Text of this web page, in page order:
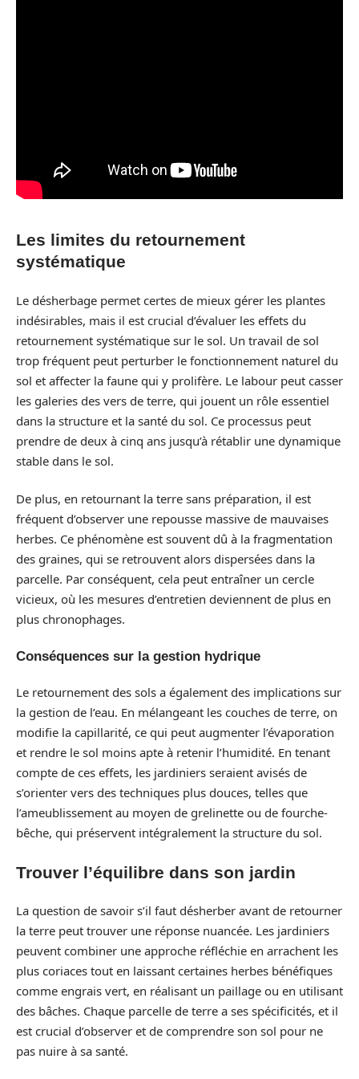
Les limites du retournement
systématique
Le désherbage permet certes de mieux gérer les plantes
indésirables, mais il est crucial d’évaluer les effets du
retournement systématique sur le sol. Un travail de sol
trop fréquent peut perturber le fonctionnement naturel du
sol et affecter la faune qui y prolifère. Le labour peut casser
les galeries des vers de terre, qui jouent un rôle essentiel
dans la structure et la santé du sol. Ce processus peut
prendre de deux à cinq ans jusqu’à rétablir une dynamique
stable dans le sol.
De plus, en retournant la terre sans préparation, il est
fréquent d’observer une repousse massive de mauvaises
herbes. Ce phénomène est souvent dû à la fragmentation
des graines, qui se retrouvent alors dispersées dans la
parcelle. Par conséquent, cela peut entraîner un cercle
vicieux, où les mesures d’entretien deviennent de plus en
plus chronophages.
Conséquences sur la gestion hydrique
Le retournement des sols a également des implications sur
la gestion de l’eau. En mélangeant les couches de terre, on
modifie la capillarité, ce qui peut augmenter l’évaporation
et rendre le sol moins apte à retenir l’humidité. En tenant
compte de ces effets, les jardiniers seraient avisés de
s’orienter vers des techniques plus douces, telles que
l’ameublissement au moyen de grelinette ou de fourche-
bêche, qui préservent intégralement la structure du sol.
Trouver l’équilibre dans son jardin
La question de savoir s’il faut désherber avant de retourner
la terre peut trouver une réponse nuancée. Les jardiniers
peuvent combiner une approche réfléchie en arrachent les
plus coriaces tout en laissant certaines herbes bénéfiques
comme engrais vert, en réalisant un paillage ou en utilisant
des bâches. Chaque parcelle de terre a ses spécificités, et il
est crucial d’observer et de comprendre son sol pour ne
pas nuire à sa santé.